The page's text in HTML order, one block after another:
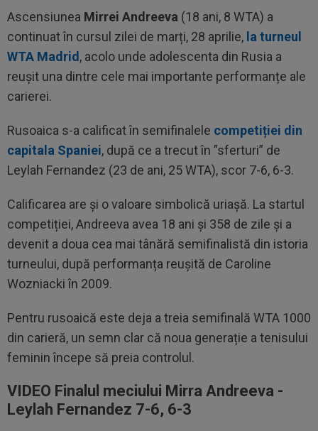
Ascensiunea Mirrei Andreeva (18 ani, 8 WTA) a
continuat în cursul zilei de marți, 28 aprilie, la turneul
WTA Madrid, acolo unde adolescenta din Rusia a
reușit una dintre cele mai importante performanțe ale
carierei.
Rusoaica s-a calificat în semifinalele competiției din
capitala Spaniei, după ce a trecut în ”sferturi” de
Leylah Fernandez (23 de ani, 25 WTA), scor 7-6, 6-3.
Calificarea are și o valoare simbolică uriașă. La startul
competiției, Andreeva avea 18 ani și 358 de zile și a
devenit a doua cea mai tânără semifinalistă din istoria
turneului, după performanța reușită de Caroline
Wozniacki în 2009.
Pentru rusoaică este deja a treia semifinală WTA 1000
din carieră, un semn clar că noua generație a tenisului
feminin începe să preia controlul.
VIDEO Finalul meciului Mirra Andreeva -
Leylah Fernandez 7-6, 6-3